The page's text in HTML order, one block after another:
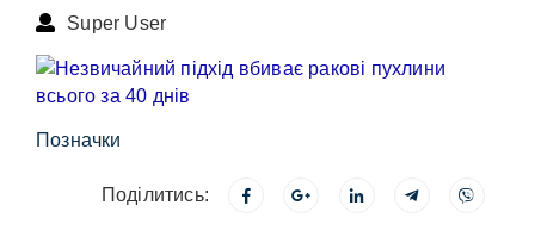
Super User
Позначки
Поділитись: